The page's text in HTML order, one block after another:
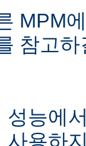
MPM
참고
성능에
사용하